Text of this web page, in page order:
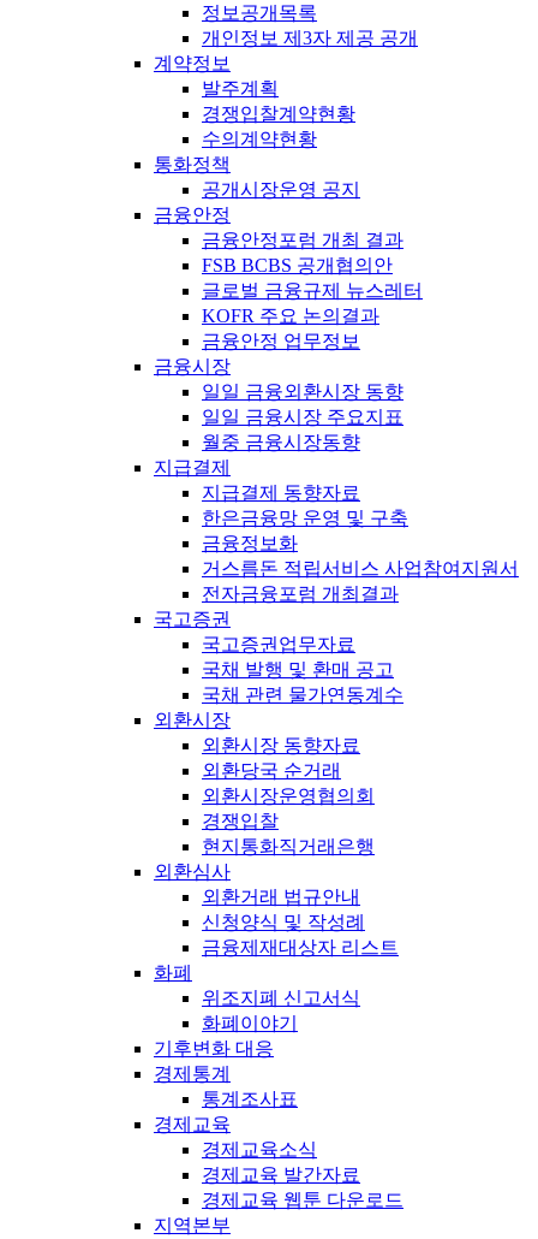
정보공개목록
개인정보 제3자 제공 공개
계약정보
발주계획
경쟁입찰계약현황
수의계약현황
통화정책
공개시장운영 공지
금융안정
금융안정포럼 개최 결과
FSB BCBS 공개협의안
글로벌 금융규제 뉴스레터
KOFR 주요 논의결과
금융안정 업무정보
금융시장
일일 금융외환시장 동향
일일 금융시장 주요지표
월중 금융시장동향
지급결제
지급결제 동향자료
한은금융망 운영 및 구축
금융정보화
거스름돈 적립서비스 사업참여지원서
전자금융포럼 개최결과
국고증권
국고증권업무자료
국채 발행 및 환매 공고
국채 관련 물가연동계수
외환시장
외환시장 동향자료
외환당국 순거래
외환시장운영협의회
경쟁입찰
현지통화직거래은행
외환심사
외환거래 법규안내
신청양식 및 작성례
금융제재대상자 리스트
화폐
위조지폐 신고서식
화폐이야기
기후변화 대응
경제통계
통계조사표
경제교육
경제교육소식
경제교육 발간자료
경제교육 웹툰 다운로드
지역본부